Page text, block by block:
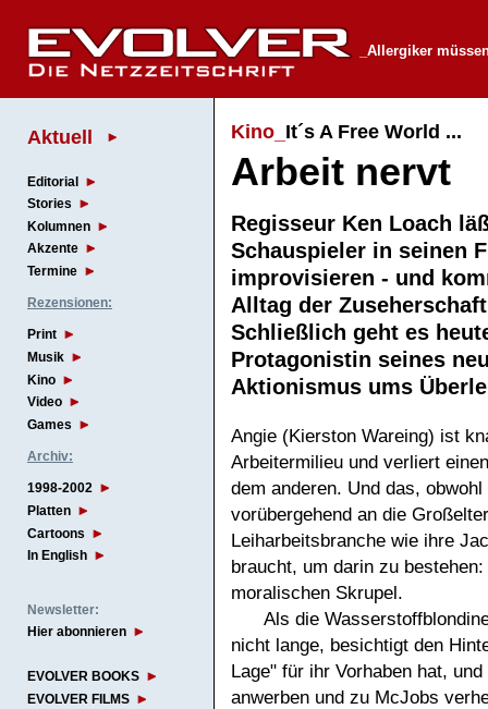
_Allergiker
Aktuell
Editorial
Stories
Kolumnen
Akzente
Termine
Rezensionen:
Print
Musik
Kino
Video
Games
Archiv:
1998-2002
Platten
Cartoons
In English
Newsletter:
Hier abonnieren
EVOLVER BOOKS
EVOLVER FILMS
Kino_ It´s A Free World ...
Arbeit nervt
Regisseur Ken Loach
Schauspieler in seinen
improvisieren - und
Alltag der
Schließlich geht es
Protagonistin seines
Aktionismus ums
Angie (Kierston Wareing) ist
Arbeitermilieu und verliert
dem anderen. Und das,
vorübergehend an die
Leiharbeitsbranche wie ihre
braucht, um darin zu
moralischen Skrupel.
Als die
nicht lange, besichtigt den
Lage" für ihr Vorhaben hat,
anwerben und zu McJobs